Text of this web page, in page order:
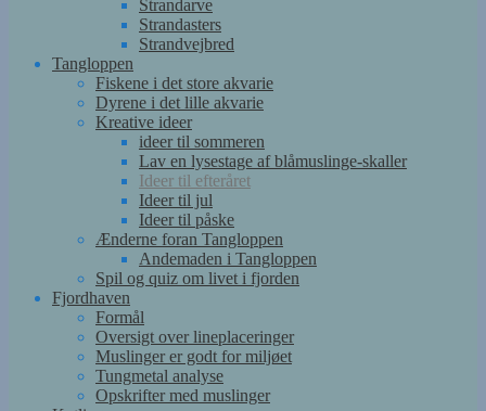
Strandarve
Strandasters
Strandvejbred
Tangloppen
Fiskene i det store akvarie
Dyrene i det lille akvarie
Kreative ideer
ideer til sommeren
Lav en lysestage af blåmuslinge-skaller
Ideer til efteråret
Ideer til jul
Ideer til påske
Ænderne foran Tangloppen
Andemaden i Tangloppen
Spil og quiz om livet i fjorden
Fjordhaven
Formål
Oversigt over lineplaceringer
Muslinger er godt for miljøet
Tungmetal analyse
Opskrifter med muslinger